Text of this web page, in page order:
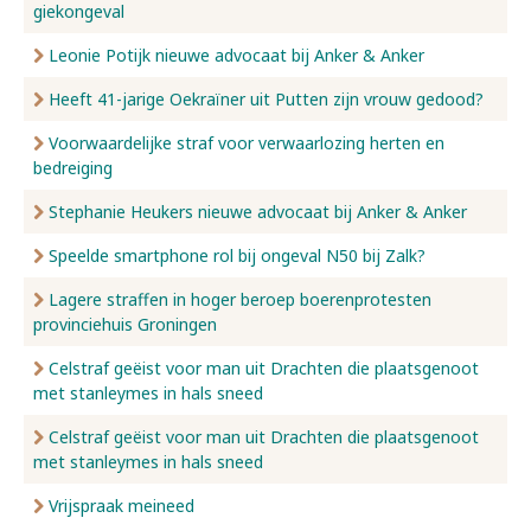
giekongeval
Leonie Potijk nieuwe advocaat bij Anker & Anker
Heeft 41-jarige Oekraïner uit Putten zijn vrouw gedood?
Voorwaardelijke straf voor verwaarlozing herten en
bedreiging
Stephanie Heukers nieuwe advocaat bij Anker & Anker
Speelde smartphone rol bij ongeval N50 bij Zalk?
Lagere straffen in hoger beroep boerenprotesten
provinciehuis Groningen
Celstraf geëist voor man uit Drachten die plaatsgenoot
met stanleymes in hals sneed
Celstraf geëist voor man uit Drachten die plaatsgenoot
met stanleymes in hals sneed
Vrijspraak meineed